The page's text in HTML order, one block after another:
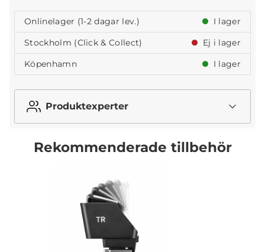
Onlinelager (1-2 dagar lev.)
I lager
Stockholm (Click & Collect)
Ej i lager
Köpenhamn
I lager
Produktexperter
Rekommenderade tillbehör